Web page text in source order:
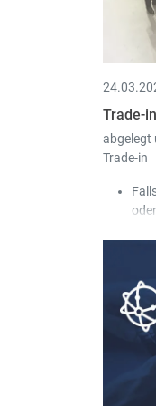
Trade-
abgelegt
Trade-in